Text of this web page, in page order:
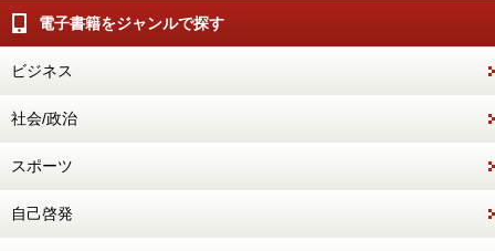
電子書籍をジャンルで探す
ビジネス
社会/政治
スポーツ
自己啓発